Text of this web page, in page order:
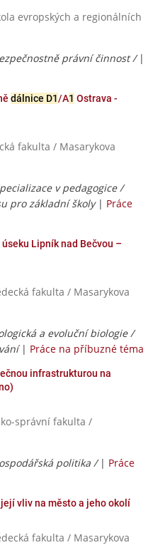
evropských a regionálních
právní činnost / |
dálnice D1/A1 Ostrava -
fakulta / Masarykova
v pedagogice /
pro základní školy| Práce
úseku Lipník nad Bečvou –
fakulta / Masarykova
a evoluční biologie /
| Práce na příbuzné téma
infrastrukturou na
správní fakulta /
politika / | Práce
vliv na město a jeho okolí
fakulta / Masarykova